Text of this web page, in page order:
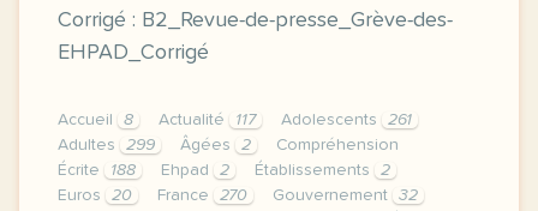
Corrigé : B2_Revue-de-presse_Grève-des-
EHPAD_Corrigé
Accueil 8 Actualité 117 Adolescents
261
Adultes
299 Âgées 2
Compréhension
Écrite
188 Ehpad 2 Établissements
2
Euros
20 France 270 Gouvernement
32